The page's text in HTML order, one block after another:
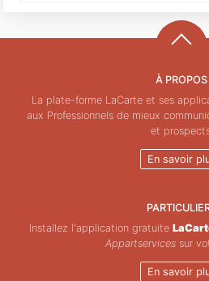
À PROPOS
La plate-forme LaCarte et ses
aux Professionnels de mieux
et
En savoir
Installez l'application gratuite
Appartservices sur
En savoir